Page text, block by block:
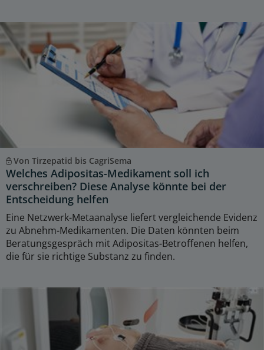
Von Tirzepatid bis CagriSema
Welches Adipositas-Medikament soll ich
verschreiben? Diese Analyse könnte bei der
Entscheidung helfen
Eine Netzwerk-Metaanalyse liefert vergleichende Evidenz
zu Abnehm-Medikamenten. Die Daten könnten beim
Beratungsgespräch mit Adipositas-Betroffenen helfen,
die für sie richtige Substanz zu finden.